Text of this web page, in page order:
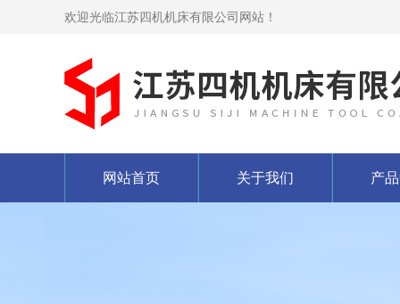
欢迎光临江苏四机机床有限公司网站！
网站首页 关于我们 产